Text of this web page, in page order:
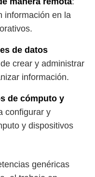
información en la
de datos
crear y administrar
información.
de cómputo y
configurar y
y dispositivos
genéricas